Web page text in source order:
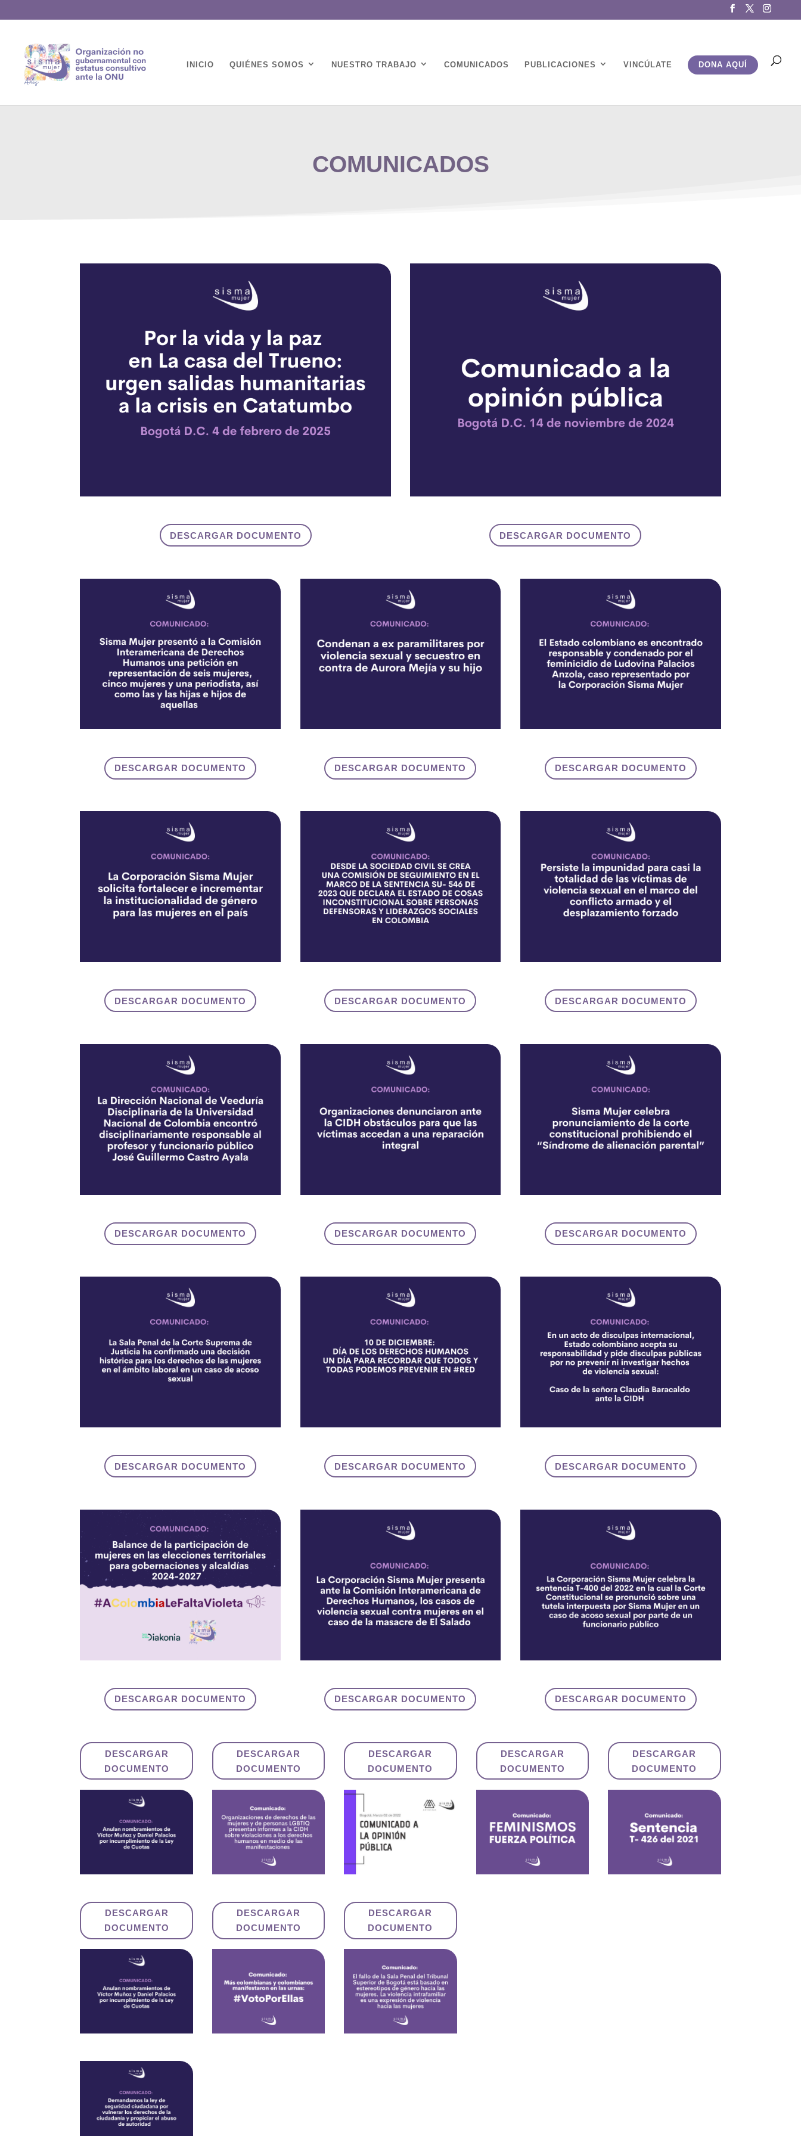
INICIO QUIÉNES SOMOS NUESTRO TRABAJO COMUNICADOS PUBLICACIONES VINCÚLATE DONA AQUÍ
COMUNICADOS
DESCARGAR DOCUMENTO DESCARGAR DOCUMENTO
DESCARGAR DOCUMENTO DESCARGAR DOCUMENTO DESCARGAR DOCUMENTO
DESCARGAR DOCUMENTO DESCARGAR DOCUMENTO DESCARGAR DOCUMENTO
DESCARGAR DOCUMENTO DESCARGAR DOCUMENTO DESCARGAR DOCUMENTO
DESCARGAR DOCUMENTO DESCARGAR DOCUMENTO DESCARGAR DOCUMENTO
DESCARGAR DOCUMENTO DESCARGAR DOCUMENTO DESCARGAR DOCUMENTO
DESCARGAR
DOCUMENTO
DESCARGAR
DOCUMENTO
DESCARGAR
DOCUMENTO
DESCARGAR
DOCUMENTO
DESCARGAR
DOCUMENTO
DESCARGAR
DOCUMENTO
DESCARGAR
DOCUMENTO
DESCARGAR
DOCUMENTO